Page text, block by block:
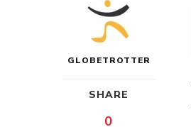
GLOBETROTTER
SHARE
0